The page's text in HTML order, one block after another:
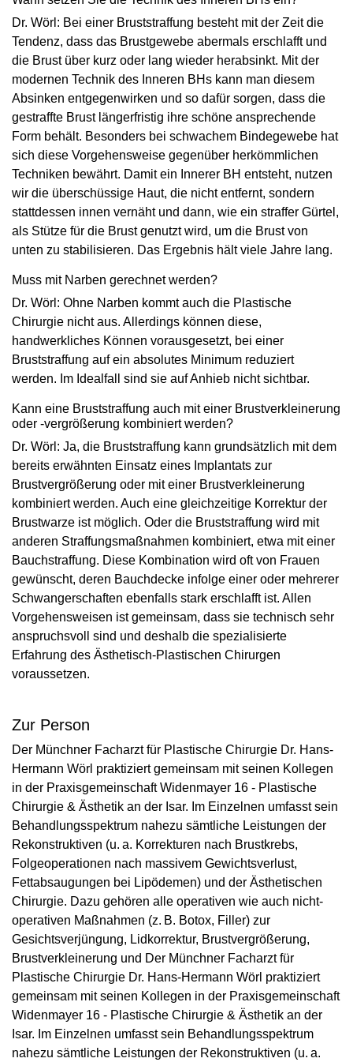
Dr. Wörl: Bei einer Bruststraffung besteht mit der Zeit die
Tendenz, dass das Brustgewebe abermals erschlafft und
die Brust über kurz oder lang wieder herabsinkt. Mit der
modernen Technik des Inneren BHs kann man diesem
Absinken entgegenwirken und so dafür sorgen, dass die
gestraffte Brust längerfristig ihre schöne ansprechende
Form behält. Besonders bei schwachem Bindegewebe hat
sich diese Vorgehensweise gegenüber herkömmlichen
Techniken bewährt. Damit ein Innerer BH entsteht, nutzen
wir die überschüssige Haut, die nicht entfernt, sondern
stattdessen innen vernäht und dann, wie ein straffer Gürtel,
als Stütze für die Brust genutzt wird, um die Brust von
unten zu stabilisieren. Das Ergebnis hält viele Jahre lang.
Muss mit Narben gerechnet werden?
Dr. Wörl: Ohne Narben kommt auch die Plastische
Chirurgie nicht aus. Allerdings können diese,
handwerkliches Können vorausgesetzt, bei einer
Bruststraffung auf ein absolutes Minimum reduziert
werden. Im Idealfall sind sie auf Anhieb nicht sichtbar.
Kann eine Bruststraffung auch mit einer Brustverkleinerung
oder -vergrößerung kombiniert werden?
Dr. Wörl: Ja, die Bruststraffung kann grundsätzlich mit dem
bereits erwähnten Einsatz eines Implantats zur
Brustvergrößerung oder mit einer Brustverkleinerung
kombiniert werden. Auch eine gleichzeitige Korrektur der
Brustwarze ist möglich. Oder die Bruststraffung wird mit
anderen Straffungsmaßnahmen kombiniert, etwa mit einer
Bauchstraffung. Diese Kombination wird oft von Frauen
gewünscht, deren Bauchdecke infolge einer oder mehrerer
Schwangerschaften ebenfalls stark erschlafft ist. Allen
Vorgehensweisen ist gemeinsam, dass sie technisch sehr
anspruchsvoll sind und deshalb die spezialisierte
Erfahrung des Ästhetisch-Plastischen Chirurgen
voraussetzen.
Zur Person
Der Münchner Facharzt für Plastische Chirurgie Dr. Hans-
Hermann Wörl praktiziert gemeinsam mit seinen Kollegen
in der Praxisgemeinschaft Widenmayer 16 - Plastische
Chirurgie & Ästhetik an der Isar. Im Einzelnen umfasst sein
Behandlungsspektrum nahezu sämtliche Leistungen der
Rekonstruktiven (u. a. Korrekturen nach Brustkrebs,
Folgeoperationen nach massivem Gewichtsverlust,
Fettabsaugungen bei Lipöde­men) und der Ästhetischen
Chirurgie. Dazu gehören alle operativen wie auch nicht-
operativen Maßnahmen (z. B. Botox, Filler) zur
Gesichtsverjüngung, Lidkorrektur, Brustvergrößerung,
Brustverkleinerung und Der Münchner Facharzt für
Plastische Chirurgie Dr. Hans-Hermann Wörl praktiziert
gemeinsam mit seinen Kollegen in der Praxisgemeinschaft
Widenmayer 16 - Plastische Chirurgie & Ästhetik an der
Isar. Im Einzelnen umfasst sein Behandlungsspektrum
nahezu sämtliche Leistungen der Rekonstruktiven (u. a.